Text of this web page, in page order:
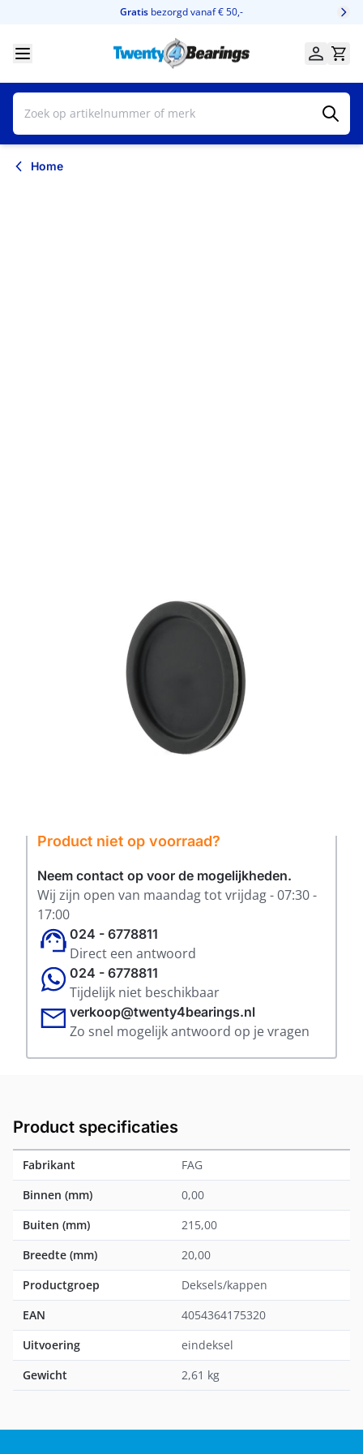
Gratis bezorgd vanaf € 50,-
Home
Tijdelijk niet op voorraad
Deksels/kappen
0.00 mm
20.00 mm
FAG
Product niet op voorraad?
Neem contact op voor de mogelijkheden.
Wij zijn open van maandag tot vrijdag - 07:30 -
17:00
024 - 6778811
Direct een antwoord
024 - 6778811
Tijdelijk niet beschikbaar
verkoop@twenty4bearings.nl
Zo snel mogelijk antwoord op je vragen
Product specificaties
Fabrikant
FAG
Binnen (mm)
0,00
Buiten (mm)
215,00
Breedte (mm)
20,00
Productgroep
Deksels/kappen
EAN
4054364175320
Uitvoering
eindeksel
Gewicht
2,61 kg